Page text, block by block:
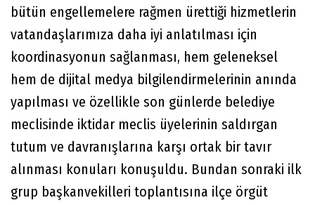
bütün engellemelere rağmen ürettiği hizmetlerin
vatandaşlarımıza daha iyi anlatılması için
koordinasyonun sağlanması, hem geleneksel
hem de dijital medya bilgilendirmelerinin anında
yapılması ve özellikle son günlerde belediye
meclisinde iktidar meclis üyelerinin saldırgan
tutum ve davranışlarına karşı ortak bir tavır
alınması konuları konuşuldu. Bundan sonraki ilk
grup başkanvekilleri toplantısına ilçe örgüt